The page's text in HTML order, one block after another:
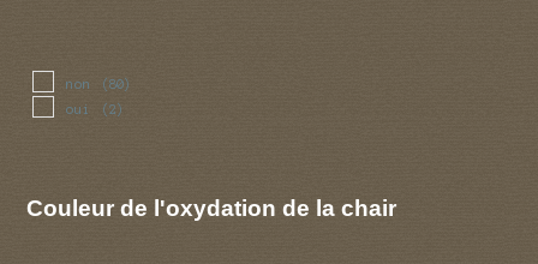
non (80)
oui (2)
Couleur de l'oxydation de la chair